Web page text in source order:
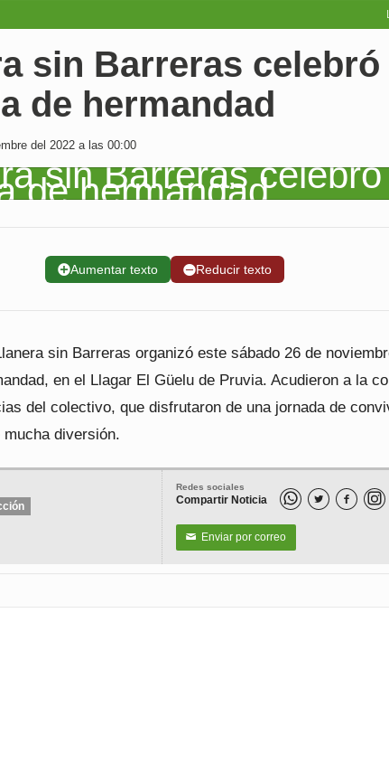
sin Barreras celebró
de hermandad
del 2022 a las 00:00
➕Aumentar texto ➖Reducir texto
sin Barreras organizó este sábado 26 de
en el Llagar El Güelu de Pruvia. Acudieron a la
del colectivo, que disfrutaron de una jornada de
diversión.
Redes sociales
Compartir Noticia  
✉ Enviar por correo